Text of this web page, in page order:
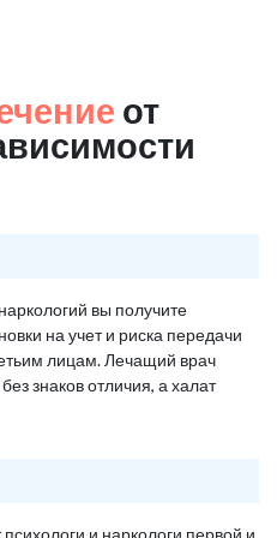
от
вы получите
на учет и риска передачи
лицам. Лечащий врач
знаков отличия, а халат
и наркологи первой и